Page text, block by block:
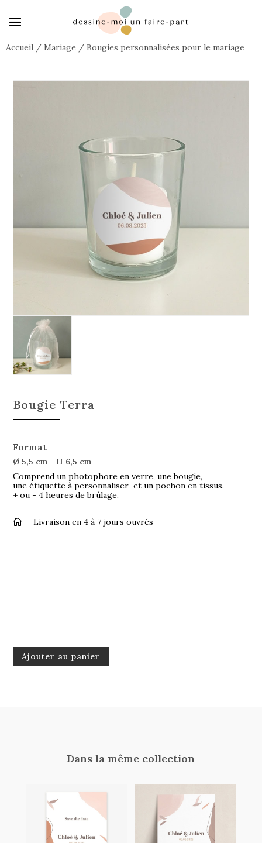
Accueil / Mariage / Bougies personnalisées pour le mariage
Bougie Terra
Format
Ø 5,5 cm - H 6,5 cm
Comprend un photophore en verre, une bougie,
une étiquette à personnaliser et un pochon en tissus.
+ ou - 4 heures de brûlage.
 Livraison en 4 à 7 jours ouvrés
quantité
de
Ajouter au panier
Dans la même collection